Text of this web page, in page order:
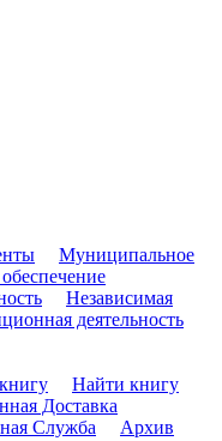
Муниципальное
Независимая
деятельность
Найти книгу
Доставка
Служба
Архив